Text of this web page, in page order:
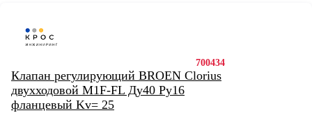
700434
Клапан регулирующий BROEN Clorius
двухходовой M1F-FL Ду40 Ру16
фланцевый Kv= 25